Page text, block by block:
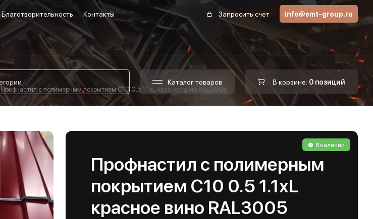
Благотворительность Контакты Запросить счёт info@smt-group.ru
Каталог товаров В корзине: 0 позиций
Профнастил с полимерным покрытием С10 0.5 1.1хL красное вино RAL3005
В наличии
Профнастил с полимерным
покрытием С10 0.5 1.1хL
красное вино RAL3005